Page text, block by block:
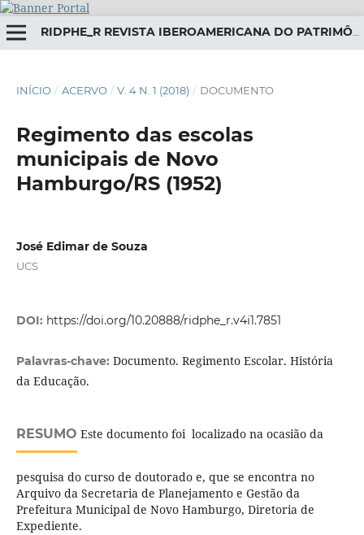
RIDPHE_R REVISTA IBEROAMERICANA DO PATRIMÔNIO HISTÓRICO-EDUCATIVO
INÍCIO / ACERVO / V. 4 N. 1 (2018) / DOCUMENTO
Regimento das escolas
municipais de Novo
Hamburgo/RS (1952)
José Edimar de Souza
UCS
DOI: https://doi.org/10.20888/ridphe_r.v4i1.7851
Palavras-chave: Documento. Regimento Escolar. História
da Educação.
RESUMO Este documento foi localizado na ocasião da
pesquisa do curso de doutorado e, que se encontra no
Arquivo da Secretaria de Planejamento e Gestão da
Prefeitura Municipal de Novo Hamburgo, Diretoria de
Expediente.